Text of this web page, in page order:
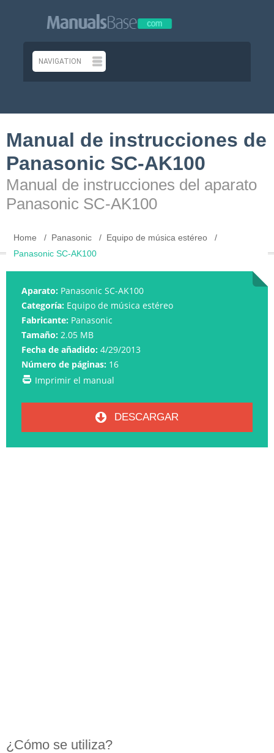
Manual de instrucciones de
Panasonic SC-AK100
Manual de instrucciones del aparato
Panasonic SC-AK100
Home Panasonic
Equipo de música estéreo
Panasonic SC-AK100
Aparato: Panasonic SC-AK100
Categoría: Equipo de música estéreo
Fabricante: Panasonic
Tamaño: 2.05 MB
Fecha de añadido: 4/29/2013
Número de páginas: 16
Imprimir el manual
DESCARGAR
¿Cómo se utiliza?